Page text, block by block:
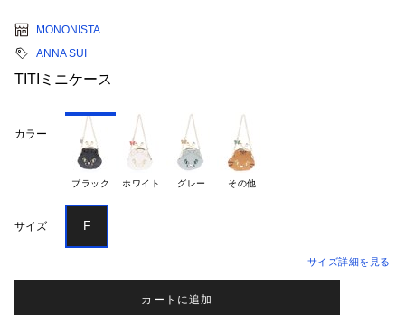
MONONISTA
ANNA SUI
TITIミニケース
カラー
ブラック ホワイト グレー その他
サイズ F
サイズ詳細を見る
カートに追加